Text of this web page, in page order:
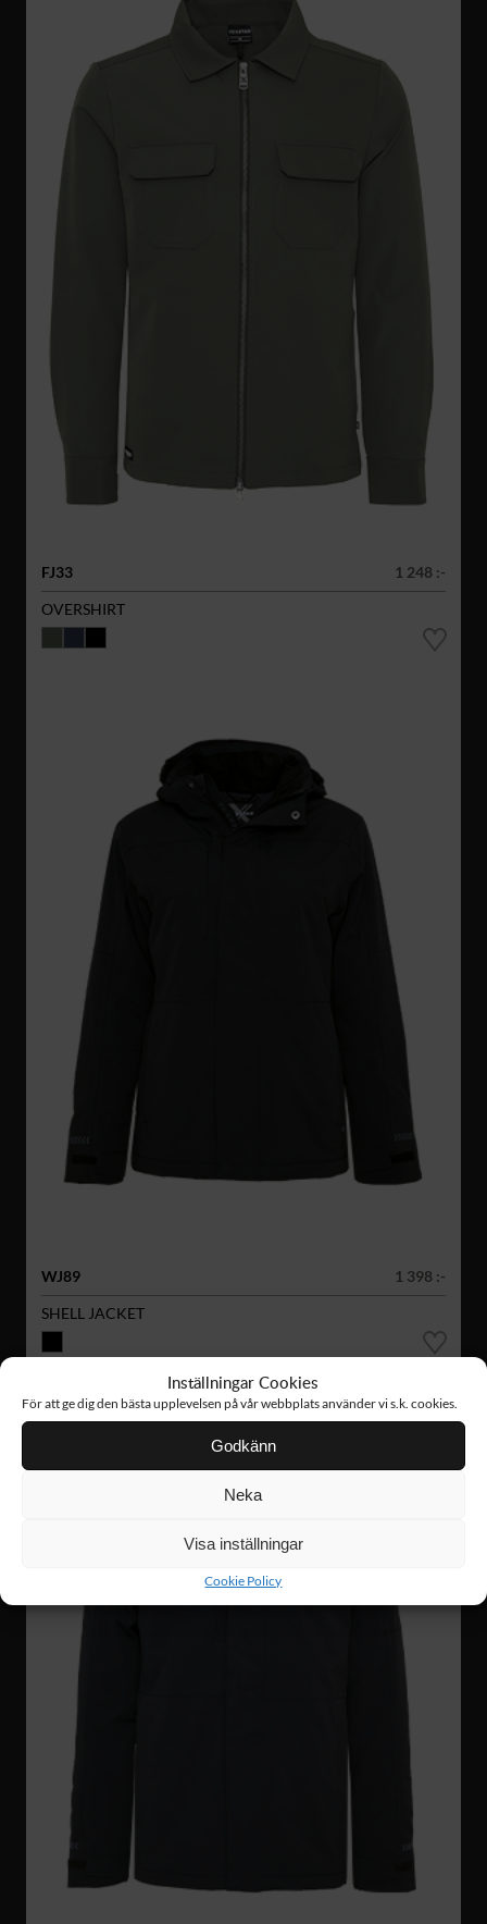
Inställningar Cookies
För att ge dig den bästa upplevelsen på vår webbplats använder vi s.k. cookies.
Godkänn
Neka
Visa inställningar
Cookie Policy
FJ33
1 248 :-
OVERSHIRT
WJ89
1 398 :-
SHELL JACKET